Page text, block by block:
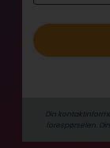
o
d
Din
forespørselen.